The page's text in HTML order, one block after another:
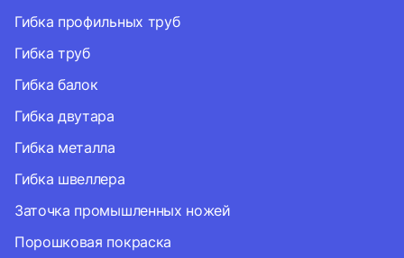
Гибка профильных труб
Гибка труб
Гибка балок
Гибка двутара
Гибка металла
Гибка швеллера
Заточка промышленных ножей
Порошковая покраска